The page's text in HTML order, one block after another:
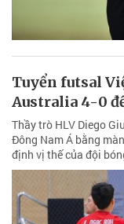
Tuyển futsal
Australia 4-0
Thầy trò HLV Diego
Đông Nam Á bằng
định vị thế của đội